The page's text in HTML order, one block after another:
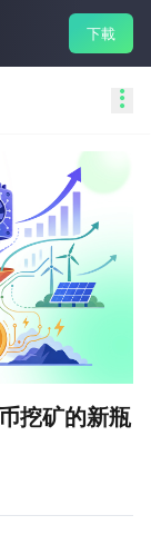
下載

挖矿的新瓶